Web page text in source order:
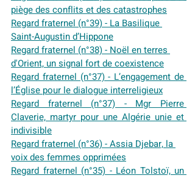
piège des conflits et des catastrophes
Regard fraternel (n°39) - La Basilique
Saint-Augustin d’Hippone
Regard fraternel (n°38) - Noël en terres
d'Orient, un signal fort de coexistence
Regard fraternel (n°37) - L’engagement de
l’Église pour le dialogue interreligieux
Regard fraternel (n°37) - Mgr Pierre
Claverie, martyr pour une Algérie unie et
indivisible
Regard fraternel (n°36) - Assia Djebar, la
voix des femmes opprimées
Regard fraternel (n°35) - Léon Tolstoï, un